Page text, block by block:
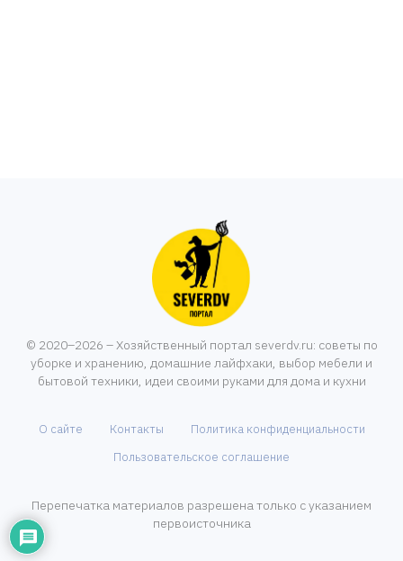
© 2020–2026 – Хозяйственный портал severdv.ru: советы по
уборке и хранению, домашние лайфхаки, выбор мебели и
бытовой техники, идеи своими руками для дома и кухни
О сайте Контакты
Политика конфиденциальности
Пользовательское соглашение
Перепечатка материалов разрешена только с указанием
первоисточника